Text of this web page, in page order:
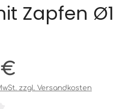
Zapfen
€
zzgl. Versandkosten